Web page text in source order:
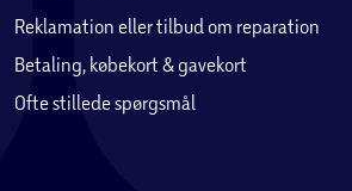
Reklamation eller tilbud om reparation
Betaling, købekort & gavekort
Ofte stillede spørgsmål